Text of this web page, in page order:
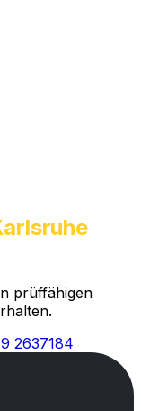
prüffähigen
2637184